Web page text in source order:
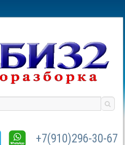
+7(910)296-30-67